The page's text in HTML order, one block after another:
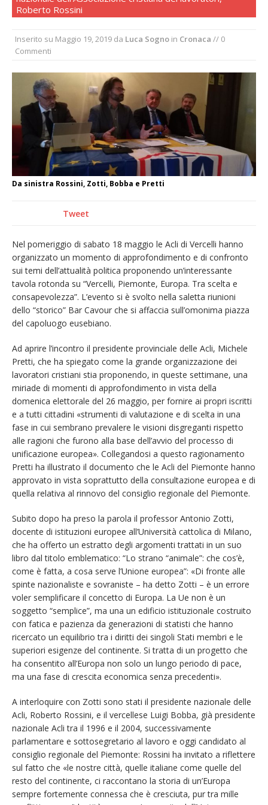
pellegrinaggio diocesano
incendio di sterpaglie a Caresanablot
per i pagamenti delle prestazioni
Dieci anni fa l’ingresso a Vercelli
dell’arcivescovo mons. Marco Arnolfo
Roberto Rossini
Inserito su Maggio 19, 2019 da Luca Sogno in Cronaca // 0
Commenti
Da sinistra Rossini, Zotti, Bobba e Pretti
Tweet
Nel pomeriggio di sabato 18 maggio le Acli di Vercelli hanno
organizzato un momento di approfondimento e di confronto
sui temi dell’attualità politica proponendo un’interessante
tavola rotonda su “Vercelli, Piemonte, Europa. Tra scelta e
consapevolezza”. L’evento si è svolto nella saletta riunioni
dello “storico” Bar Cavour che si affaccia sull’omonima piazza
del capoluogo eusebiano.
Ad aprire l’incontro il presidente provinciale delle Acli, Michele
Pretti, che ha spiegato come la grande organizzazione dei
lavoratori cristiani stia proponendo, in queste settimane, una
miriade di momenti di approfondimento in vista della
domenica elettorale del 26 maggio, per fornire ai propri iscritti
e a tutti cittadini «strumenti di valutazione e di scelta in una
fase in cui sembrano prevalere le visioni disgreganti rispetto
alle ragioni che furono alla base dell’avvio del processo di
unificazione europea». Collegandosi a questo ragionamento
Pretti ha illustrato il documento che le Acli del Piemonte hanno
approvato in vista soprattutto della consultazione europea e di
quella relativa al rinnovo del consiglio regionale del Piemonte.
Subito dopo ha preso la parola il professor Antonio Zotti,
docente di istituzioni europee all’Università cattolica di Milano,
che ha offerto un estratto degli argomenti trattati in un suo
libro dal titolo emblematico: “Lo strano “animale”: che cos’è,
come è fatta, a cosa serve l’Unione europea”: «Di fronte alle
spinte nazionaliste e sovraniste – ha detto Zotti – è un errore
voler semplificare il concetto di Europa. La Ue non è un
soggetto “semplice”, ma una un edificio istituzionale costruito
con fatica e pazienza da generazioni di statisti che hanno
ricercato un equilibrio tra i diritti dei singoli Stati membri e le
superiori esigenze del continente. Si tratta di un progetto che
ha consentito all’Europa non solo un lungo periodo di pace,
ma una fase di crescita economica senza precedenti».
A interloquire con Zotti sono stati il presidente nazionale delle
Acli, Roberto Rossini, e il vercellese Luigi Bobba, già presidente
nazionale Acli tra il 1996 e il 2004, successivamente
parlamentare e sottosegretario al lavoro e oggi candidato al
consiglio regionale del Piemonte: Rossini ha invitato a riflettere
sul fatto che «le nostre città, quelle italiane come quelle del
resto del continente, ci raccontano la storia di un’Europa
sempre fortemente connessa che è cresciuta, pur tra mille